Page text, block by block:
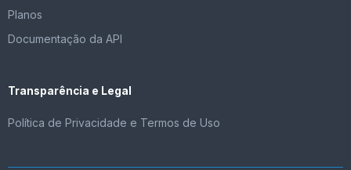
Planos
Documentação da API
Transparência e Legal
Política de Privacidade e Termos de Uso